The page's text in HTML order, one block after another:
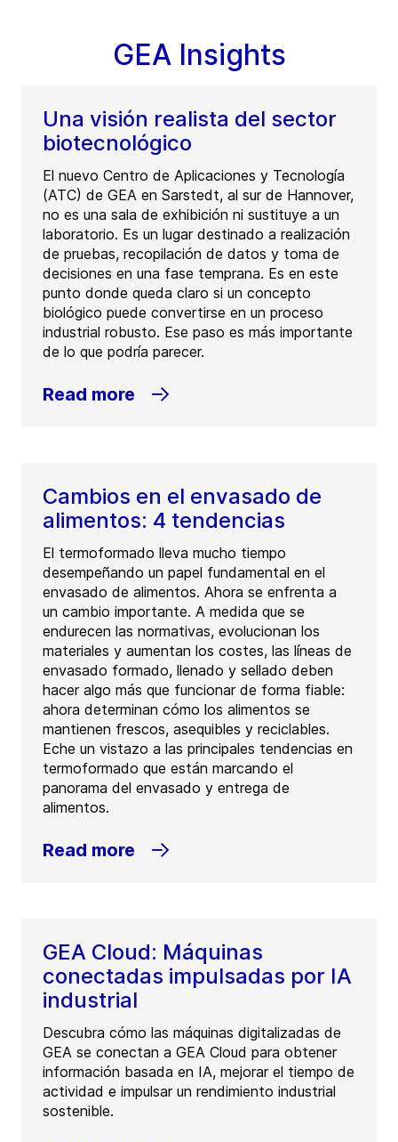
GEA Insights
Una visión realista del sector
biotecnológico
El nuevo Centro de Aplicaciones y Tecnología
(ATC) de GEA en Sarstedt, al sur de Hannover,
no es una sala de exhibición ni sustituye a un
laboratorio. Es un lugar destinado a realización
de pruebas, recopilación de datos y toma de
decisiones en una fase temprana. Es en este
punto donde queda claro si un concepto
biológico puede convertirse en un proceso
industrial robusto. Ese paso es más importante
de lo que podría parecer.
Read more
Cambios en el envasado de
alimentos: 4 tendencias
El termoformado lleva mucho tiempo
desempeñando un papel fundamental en el
envasado de alimentos. Ahora se enfrenta a
un cambio importante. A medida que se
endurecen las normativas, evolucionan los
materiales y aumentan los costes, las líneas de
envasado formado, llenado y sellado deben
hacer algo más que funcionar de forma fiable:
ahora determinan cómo los alimentos se
mantienen frescos, asequibles y reciclables.
Eche un vistazo a las principales tendencias en
termoformado que están marcando el
panorama del envasado y entrega de
alimentos.
Read more
GEA Cloud: Máquinas
conectadas impulsadas por IA
industrial
Descubra cómo las máquinas digitalizadas de
GEA se conectan a GEA Cloud para obtener
información basada en IA, mejorar el tiempo de
actividad e impulsar un rendimiento industrial
sostenible.